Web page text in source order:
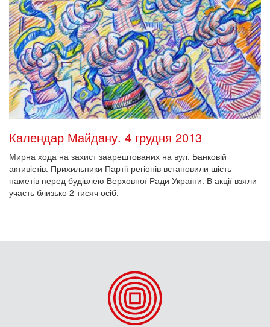
Календар Майдану. 4 грудня 2013
Мирна хода на захист заарештованих на вул. Банковій
активістів. Прихильники Партії регіонів встановили шість
наметів перед будівлею Верховної Ради України. В акції взяли
участь близько 2 тисяч осіб.